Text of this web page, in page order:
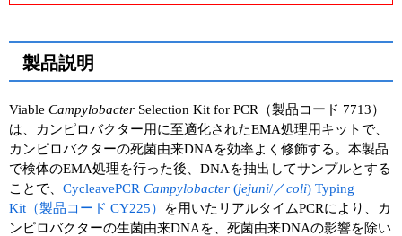
Q&A
製品説明
Viable Campylobacter Selection Kit for PCR（製品コード 7713）
は、カンピロバクター用に至適化されたEMA処理用キットで、
カンピロバクターの死菌由来DNAを効率よく修飾する。本製品
で検体のEMA処理を行った後、DNAを抽出してサンプルとする
ことで、 CycleavePCR Campylobacter (jejuni/／coli) Typing
Kit（製品コード CY225）
を用いたリアルタイムPCRにより、カ
ンピロバクターの生菌由来DNAを、死菌由来DNAの影響を除い